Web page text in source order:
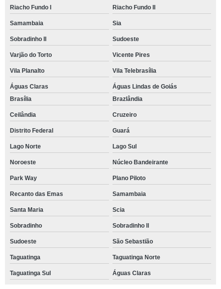
Riacho Fundo I Riacho Fundo II
Samambaia Sia
Sobradinho II Sudoeste
Varjão do Torto Vicente Pires
Vila Planalto Vila Telebrasília
Águas Claras
Águas Lindas de Goiás
Brasília
Brazlândia
Ceilândia Cruzeiro
Distrito Federal Guará
Lago Norte Lago Sul
Noroeste Núcleo Bandeirante
Park Way Plano Piloto
Recanto das Emas Samambaia
Santa Maria Scia
Sobradinho Sobradinho ll
Sudoeste São Sebastião
Taguatinga Taguatinga Norte
Taguatinga Sul Águas Claras